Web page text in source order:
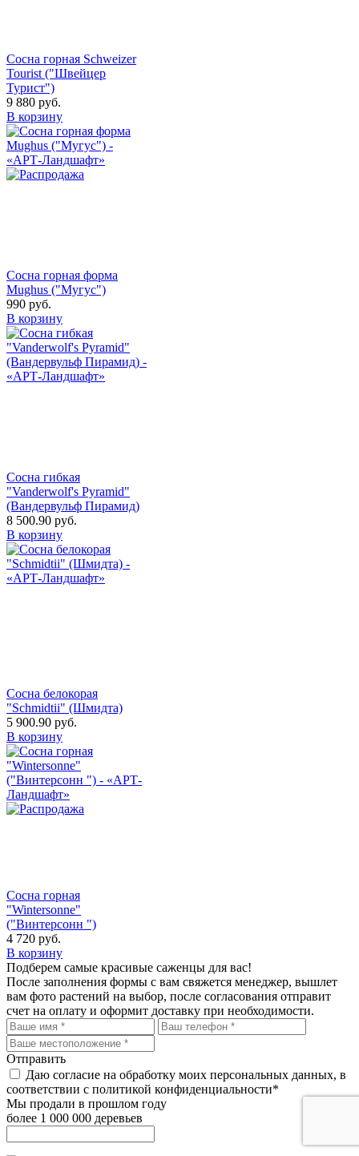
Сосна горная Schweizer
Tourist ("Швейцер
Турист")
9 880 руб.
В корзину
Сосна горная форма
Mughus ("Мугус")
990 руб.
В корзину
Сосна гибкая
"Vanderwolf's Pyramid"
(Вандервульф Пирамид)
8 500.90 руб.
В корзину
Сосна белокорая
"Schmidtii" (Шмидта)
5 900.90 руб.
В корзину
Сосна горная
"Wintersonne"
("Винтерсонн ")
4 720 руб.
В корзину
Подберем самые красивые саженцы для вас!
После заполнения формы с вам свяжется менеджер, вышлет
вам фото растений на выбор, после согласования отправит
счет на оплату и оформит доставку при необходимости.
Отправить
Даю согласие на обработку моих персональных данных, в
соответствии с политикой конфиденциальности*
Мы продали в прошлом году
более 1 000 000 деревьев